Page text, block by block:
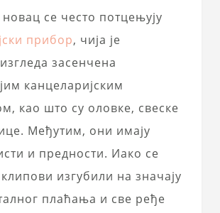
се често потцењују
прибор, чија је
засенчена
канцеларијским
као што су оловке, свеске
Међутим, они имају
и предности. Иако се
изгубили на значају
плаћања и све ређе